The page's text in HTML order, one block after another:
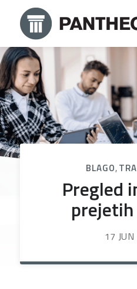
BLAGO,
Pregled
17